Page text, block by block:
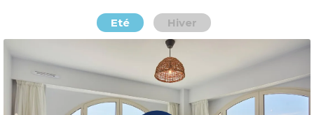
Eté Hiver